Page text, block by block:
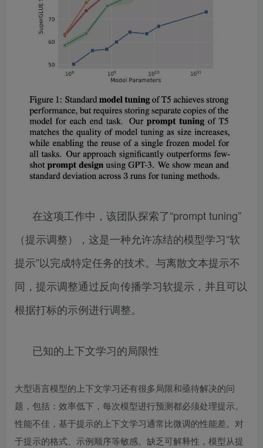
在这项工作中，该团队探索了“prompt tuning”
（提示调整），这是一种允许冻结的模型学习“软
提示”以完成特定任务的技术。与离散文本提示不
同，提示调整通过反向传播学习软提示，并且可以
根据打标的示例进行调整。
已知的上下文学习的局限性
大型语言模型的上下文学习还有很多局限和亟待解决的问
题，包括：效率低下，每次模型进行预测都必须处理提示。
性能不佳，基于提示的上下文学习通常比微调的性能差。对
于提示的格式、示例顺序等敏感。缺乏可解释性，模型从提